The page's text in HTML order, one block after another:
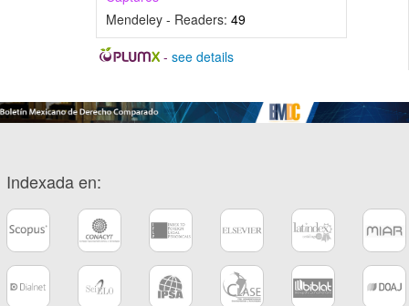
Mendeley - Readers: 49
- see details
Indexada en: